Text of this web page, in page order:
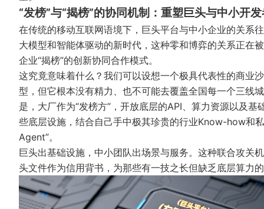
“发榜”与“揭榜”的协同机制：重塑巨头与中小开
在传统的移动互联网语境下，巨头平台与中小企业的关系
大模型和智能体驱动的新时代，这种零和博弈的关系正在
企业“揭榜”的创新协同合作模式。
这究竟意味着什么？我们可以设想一个极具代表性的商业
型，但它根本没有精力、也不可能去覆盖全国每一个三线
是，大厂作为“发榜方”，开放底层的API、算力资源以及
些底层设施，结合自己手中极其珍贵的行业Know-how和
Agent”。
巨头出基础设施，中小团队出场景与服务。这种联合攻关
头文件作为信用背书，为那些有一技之长但缺乏底层算力